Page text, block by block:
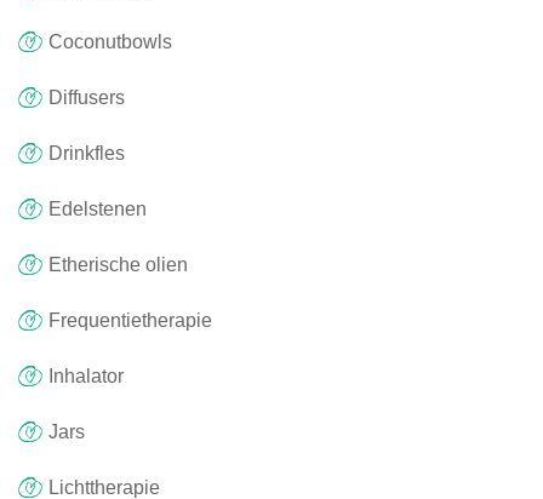
Coconutbowls
Diffusers
Drinkfles
Edelstenen
Etherische olien
Frequentietherapie
Inhalator
Jars
Lichttherapie